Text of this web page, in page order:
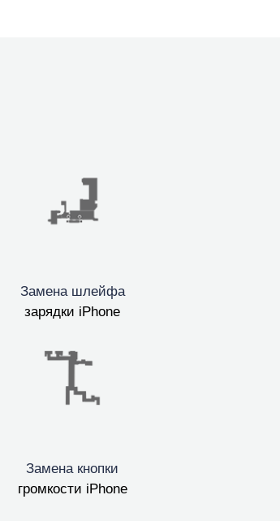
Замена шлейфа
зарядки iPhone
Замена кнопки
громкости iPhone